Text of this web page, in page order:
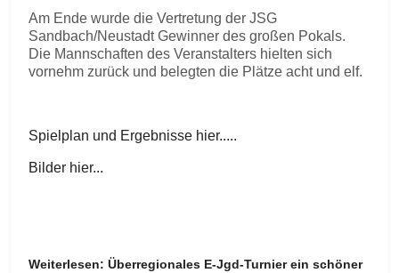
Am Ende wurde die Vertretung der JSG
Sandbach/Neustadt Gewinner des großen Pokals.
Die Mannschaften des Veranstalters hielten sich
vornehm zurück und belegten die Plätze acht und elf.
Spielplan und Ergebnisse hier.....
Bilder hier...
Weiterlesen: Überregionales E-Jgd-Turnier ein schöner